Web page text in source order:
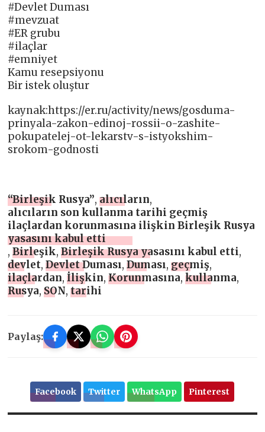
#Devlet Duması
#mevzuat
#ER grubu
#ilaçlar
#emniyet
Kamu resepsiyonu
Bir istek oluştur
kaynak:https://er.ru/activity/news/gosduma-
prinyala-zakon-edinoj-rossii-o-zashite-
pokupatelej-ot-lekarstv-s-istyokshim-
srokom-godnosti
“Birleşik Rusya”,alıcıların,
alıcıların son kullanma tarihi geçmiş
ilaçlardan korunmasına ilişkin Birleşik Rusya
yasasını kabul etti
,Birleşik,Birleşik Rusya yasasını kabul etti,
devlet,Devlet Duması,Duması,geçmiş,
ilaçlardan,İlişkin,Korunmasına,kullanma,
Rusya,SON,tarihi
Paylaş:
Facebook Twitter WhatsApp Pinterest